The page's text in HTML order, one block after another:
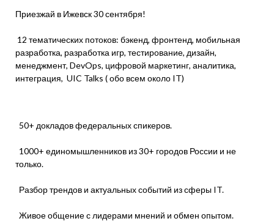
Приезжай в Ижевск 30 сентября!
12 тематических потоков: бэкенд, фронтенд, мобильная
разработка, разработка игр, тестирование, дизайн,
менеджмент, DevOps, цифровой маркетинг, аналитика,
интеграция, UIC Talks ( обо всем около IT)
50+ докладов федеральных спикеров.
1000+ единомышленников из 30+ городов России и не
только.
Разбор трендов и актуальных событий из сферы IT.
Живое общение с лидерами мнений и обмен опытом.